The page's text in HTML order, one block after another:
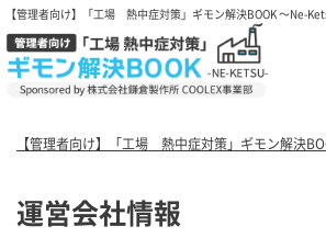
【管理者向け】「工場 熱中症対策」ギモン解決BOOK ～Ne-
【管理者向け】「工場 熱中症対策」ギモン解決
運営会社情報